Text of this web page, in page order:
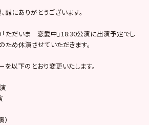
誠にありがとうございます。
「ただいま 恋愛中」18:30公演に出演予定でし
ため休演させていただきます。
を以下のとおり変更いたします。